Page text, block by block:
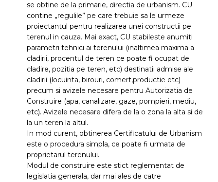
se obtine de la primarie, directia de urbanism. CU
contine „regulile” pe care trebuie sa le urmeze
proiectantul pentru realizarea unei constructii pe
terenul in cauza. Mai exact, CU stabileste anumiti
parametri tehnici ai terenului (inaltimea maxima a
cladirii, procentul de teren ce poate fi ocupat de
cladire, pozitia pe teren, etc) destinatii admise ale
cladirii (locuinta, birouri, comert,productie etc)
precum si avizele necesare pentru Autorizatia de
Construire (apa, canalizare, gaze, pompieri, mediu,
etc). Avizele necesare difera de la o zona la alta si de
la un teren la altul.
In mod curent, obtinerea Certificatului de Urbanism
este o procedura simpla, ce poate fi urmata de
proprietarul terenului.
Modul de construire este stict reglementat de
legislatia generala, dar mai ales de catre